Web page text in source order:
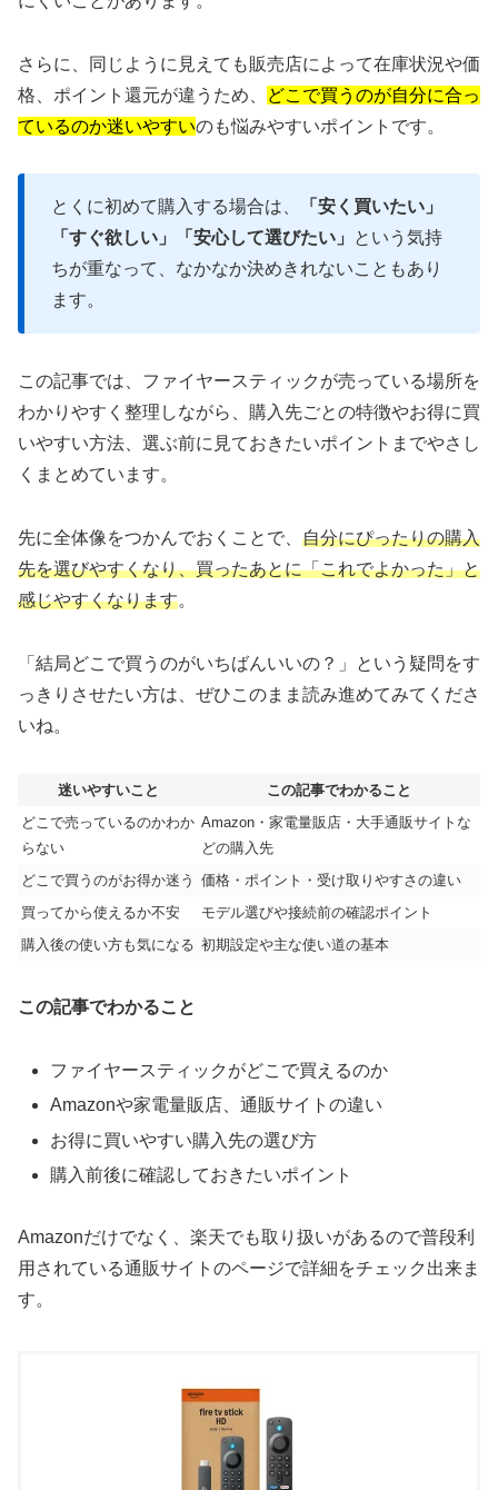
さらに、同じように見えても販売店によって在庫状況や価
格、ポイント還元が違うため、
どこで買うのが自分に合っ
ているのか迷いやすいのも悩みやすいポイントです。
とくに初めて購入する場合は、
「安く買いたい」
「すぐ欲しい」「安心して選びたい」
という気持
ちが重なって、なかなか決めきれないこともあり
ます。
この記事では、ファイヤースティックが売っている場所を
わかりやすく整理しながら、購入先ごとの特徴やお得に買
いやすい方法、選ぶ前に見ておきたいポイントまでやさし
くまとめています。
先に全体像をつかんでおくことで、 自分にぴったりの購入
先を選びやすくなり、買ったあとに「これでよかった」と
感じやすくなります。
「結局どこで買うのがいちばんいいの？」という疑問をす
っきりさせたい方は、ぜひこのまま読み進めてみてくださ
いね。
迷いやすいこと
この記事でわかること
どこで売っているのかわか
らない
Amazon・家電量販店・大手通販サイトな
どの購入先
どこで買うのがお得か迷う 価格・ポイント・受け取りやすさの違い
買ってから使えるか不安
モデル選びや接続前の確認ポイント
購入後の使い方も気になる 初期設定や主な使い道の基本
この記事でわかること
ファイヤースティックがどこで買えるのか
Amazonや家電量販店、通販サイトの違い
お得に買いやすい購入先の選び方
購入前後に確認しておきたいポイント
Amazonだけでなく、楽天でも取り扱いがあるので普段利
用されている通販サイトのページで詳細をチェック出来ま
す。